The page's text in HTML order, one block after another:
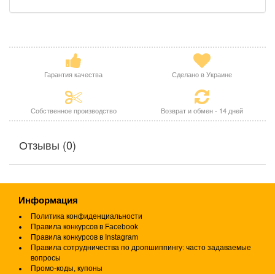
Гарантия качества Сделано в Украине
Собственное производство Возврат и обмен - 14 дней
Отзывы (0)
Информация
Политика конфиденциальности
Правила конкурсов в Facebook
Правила конкурсов в Instagram
Правила сотрудничества по дропшиппингу: часто задаваемые
вопросы
Промо-коды, купоны